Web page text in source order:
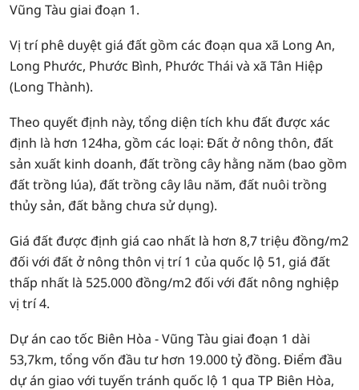
Vũng Tàu giai đoạn 1.
Vị trí phê duyệt giá đất gồm các đoạn qua xã Long An,
Long Phước, Phước Bình, Phước Thái và xã Tân Hiệp
(Long Thành).
Theo quyết định này, tổng diện tích khu đất được xác
định là hơn 124ha, gồm các loại: Đất ở nông thôn, đất
sản xuất kinh doanh, đất trồng cây hằng năm (bao gồm
đất trồng lúa), đất trồng cây lâu năm, đất nuôi trồng
thủy sản, đất bằng chưa sử dụng).
Giá đất được định giá cao nhất là hơn 8,7 triệu đồng/m2
đối với đất ở nông thôn vị trí 1 của quốc lộ 51, giá đất
thấp nhất là 525.000 đồng/m2 đối với đất nông nghiệp
vị trí 4.
Dự án cao tốc Biên Hòa - Vũng Tàu giai đoạn 1 dài
53,7km, tổng vốn đầu tư hơn 19.000 tỷ đồng. Điểm đầu
dự án giao với tuyến tránh quốc lộ 1 qua TP Biên Hòa,